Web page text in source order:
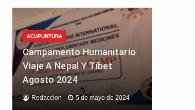
ACUPUNTURA
Campamento Humanitario
Viaje A Nepal Y Tíbet
Agosto 2024
Redaccion 5 de mayo de 2024